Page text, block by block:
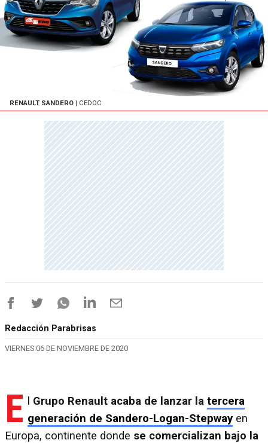
RENAULT SANDERO | CEDOC
Redacción Parabrisas
VIERNES 06 DE NOVIEMBRE DE 2020
E Grupo Renault acaba de lanzar la tercera
generación de Sandero-Logan-Stepway en
Europa, continente donde se comercializan bajo la